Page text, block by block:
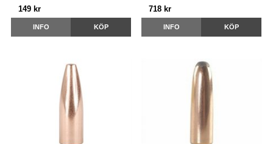
149 kr
INFO KÖP
718 kr
INFO KÖP